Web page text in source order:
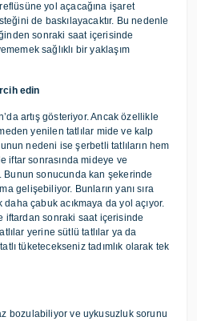
yol açacağına işaret
de baskılayacaktır. Bu nedenle
sonraki saat içerisinde
sağlıklı bir yaklaşım
edin
artış gösteriyor. Ancak özellikle
yenilen tatlılar mide ve kalp
nedeni ise şerbetli tatlıların hem
iftar sonrasında mideye ve
Bunun sonucunda kan şekerinde
gelişebiliyor. Bunların yanı sıra
daha çabuk acıkmaya da yol açıyor.
iftardan sonraki saat içerisinde
yerine sütlü tatlılar ya da
tüketecekseniz tadımlık olarak tek
bozulabiliyor ve uykusuzluk sorunu